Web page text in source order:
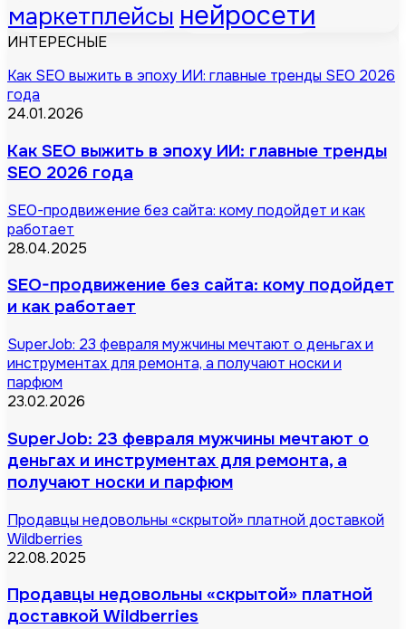
маркетплейсы нейросети
ИНТЕРЕСНЫЕ
Как SEO выжить в эпоху ИИ: главные тренды SEO 2026
года
24.01.2026
Как SEO выжить в эпоху ИИ: главные тренды
SEO 2026 года
SEO-продвижение без сайта: кому подойдет и как
работает
28.04.2025
SEO-продвижение без сайта: кому подойдет
и как работает
SuperJob: 23 февраля мужчины мечтают о деньгах и
инструментах для ремонта, а получают носки и
парфюм
23.02.2026
SuperJob: 23 февраля мужчины мечтают о
деньгах и инструментах для ремонта, а
получают носки и парфюм
Продавцы недовольны «скрытой» платной доставкой
Wildberries
22.08.2025
Продавцы недовольны «скрытой» платной
доставкой Wildberries